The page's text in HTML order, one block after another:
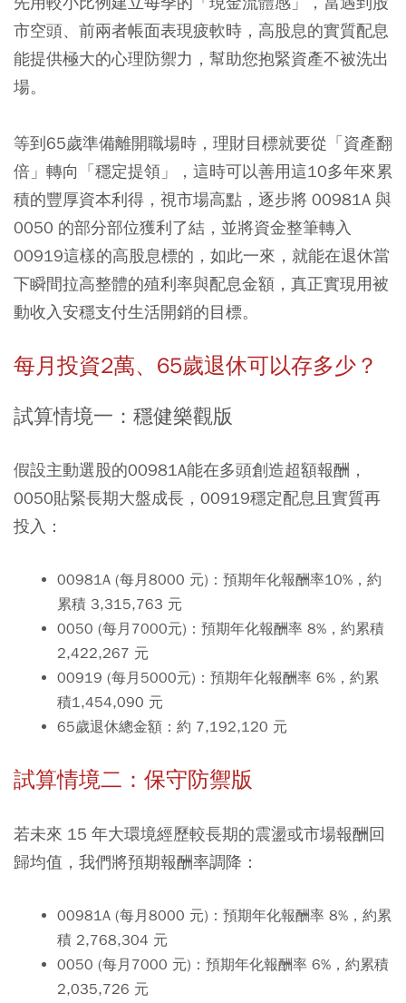
市空頭、前兩者帳面表現疲軟時，高股息的實質配息
能提供極大的心理防禦力，幫助您抱緊資產不被洗出
場。
等到65歲準備離開職場時，理財目標就要從「資產翻
倍」轉向「穩定提領」，這時可以善用這10多年來累
積的豐厚資本利得，視市場高點，逐步將 00981A 與
0050 的部分部位獲利了結，並將資金整筆轉入
00919這樣的高股息標的，如此一來，就能在退休當
下瞬間拉高整體的殖利率與配息金額，真正實現用被
動收入安穩支付生活開銷的目標。
每月投資2萬、65歲退休可以存多少？
試算情境一：穩健樂觀版
假設主動選股的00981A能在多頭創造超額報酬，
0050貼緊長期大盤成長，00919穩定配息且實質再
投入：
00981A (每月8000 元) ：預期年化報酬率10%，約
累積 3,315,763 元
0050 (每月 7000元) ：預期年化報酬率 8%，約累積
2,422,267 元
00919 (每月 5000元) ：預期年化報酬率 6%，約累
積1,454,090 元
65歲退休總金額：約 7,192,120 元
試算情境二：保守防禦版
若未來 15 年大環境經歷較長期的震盪或市場報酬回
歸均值，我們將預期報酬率調降：
00981A (每月8000 元) ：預期年化報酬率 8%，約累
積 2,768,304 元
0050 (每月 7000 元) ：預期年化報酬率 6%，約累積
2,035,726 元